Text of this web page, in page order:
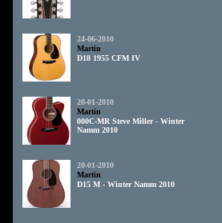
24-06-2010
Martin
D18 1955 CFM IV
20-01-2010
Martin
000C-MR Steve Miller - Winter
Namm 2010
20-01-2010
Martin
D15 M - Winter Namm 2010